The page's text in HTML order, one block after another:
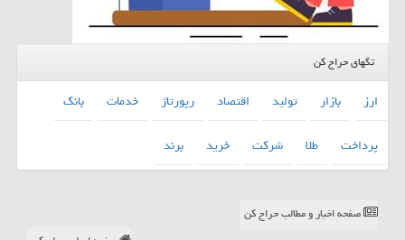
تگهای حراج کن
ارز بازار تولید اقتصاد رپورتاژ خدمات
بانك
پرداخت
طلا شركت خرید برند
صفحه اخبار و مطالب حراج کن